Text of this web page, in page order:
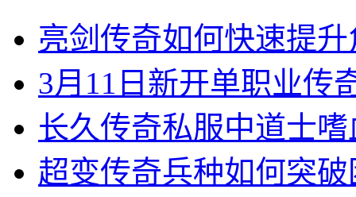
亮剑传奇如何快速提
3月11日新开单职业传
长久传奇私服中道士
超变传奇兵种如何突